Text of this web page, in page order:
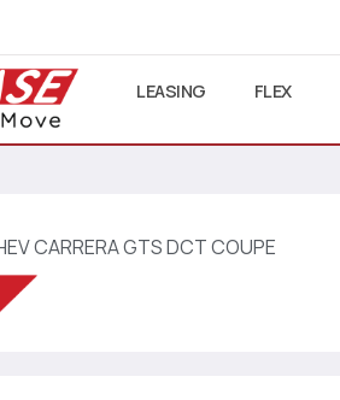
LEASING FLEX
CARRERA GTS DCT COUPE